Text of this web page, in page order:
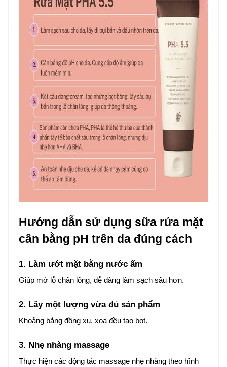
Hướng dẫn sử dụng sữa rửa mặt
cân bằng pH trên da đúng cách
1. Làm ướt mặt bằng nước ấm
Giúp mở lỗ chân lông, dễ dàng làm sạch sâu hơn.
2. Lấy một lượng vừa đủ sản phẩm
Khoảng bằng đồng xu, xoa đều tạo bọt.
3. Nhẹ nhàng massage
Thực hiện các động tác massage nhẹ nhàng theo hình